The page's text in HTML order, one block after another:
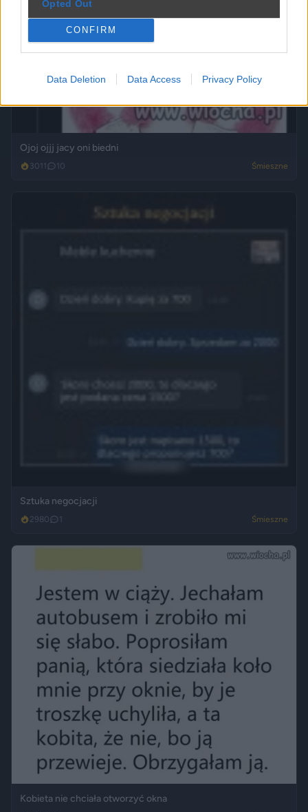
Opted Out
CONFIRM
Data Deletion Data Access Privacy Policy
Ojoj ojjj jacy oni biedni
3011 10 Śmieszne
Sztuka negocjacji
2980 1 Śmieszne
Kobieta nie chciała otworzyć okna